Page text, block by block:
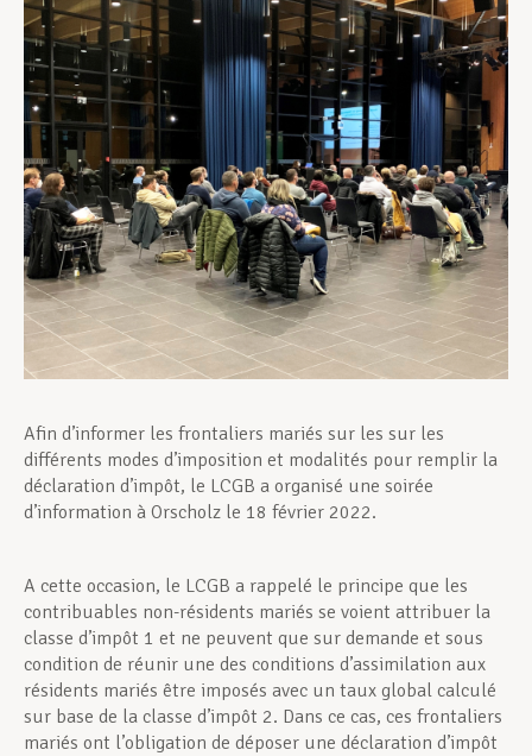
Assistance en vie privée
Développement professionnel
Devenir Membre
Actualités
Afin d’informer les frontaliers mariés sur les sur les
différents modes d’imposition et modalités pour remplir la
déclaration d’impôt, le LCGB a organisé une soirée
d’information à Orscholz le 18 février 2022.
A cette occasion, le LCGB a rappelé le principe que les
contribuables non-résidents mariés se voient attribuer la
classe d’impôt 1 et ne peuvent que sur demande et sous
condition de réunir une des conditions d’assimilation aux
résidents mariés être imposés avec un taux global calculé
sur base de la classe d’impôt 2. Dans ce cas, ces frontaliers
mariés ont l’obligation de déposer une déclaration d’impôt